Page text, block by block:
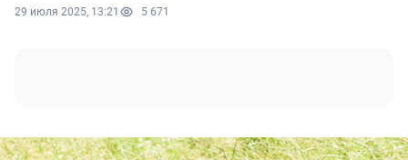
29 июля 2025, 13:21 5 671